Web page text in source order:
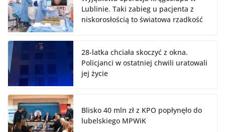
Lublinie. Taki zabieg u pacjenta z
niskorosłością to światowa rzadkość
28-latka chciała skoczyć z okna.
Policjanci w ostatniej chwili uratowali
jej życie
Blisko 40 mln zł z KPO popłynęło do
lubelskiego MPWiK